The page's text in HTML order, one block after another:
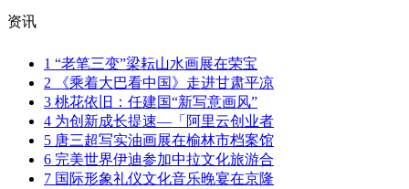
资讯
1 “老笔三变”梁耘山水画展在荣宝
2 《乘着大巴看中国》走进甘肃平凉
3 桃花依旧：任建国“新写意画风”
4 为创新成长提速—「阿里云创业者
5 唐三超写实油画展在榆林市档案馆
6 完美世界伊迪参加中拉文化旅游合
7 国际形象礼仪文化音乐晚宴在京隆